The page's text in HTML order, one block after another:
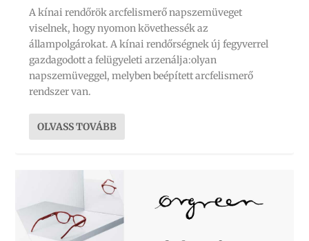
A kínai rendőrök arcfelismerő napszemüveget
viselnek, hogy nyomon követhessék az
állampolgárokat. A kínai rendőrségnek új fegyverrel
gazdagodott a felügyeleti arzenálja:olyan
napszemüveggel, melyben beépített arcfelismerő
rendszer van.
OLVASS TOVÁBB